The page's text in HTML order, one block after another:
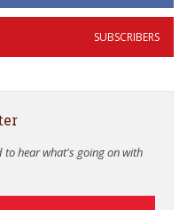
SUBSCRIBERS
to hear what's going on with